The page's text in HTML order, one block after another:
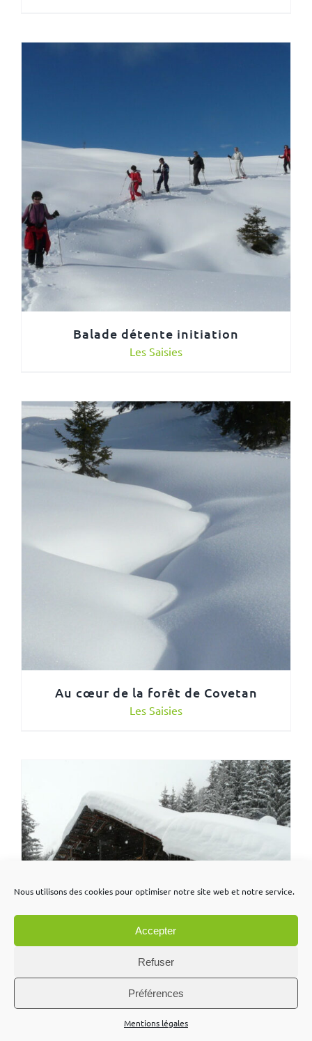
Nous utilisons des cookies pour optimiser notre site web et notre service.
Accepter
Refuser
Préférences
Mentions légales
Balade détente initiation
Les Saisies
Au cœur de la forêt de Covetan
Les Saisies